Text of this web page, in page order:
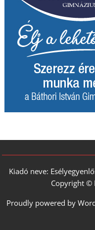
Kiadó neve:
Copyright ©
Proudly powered by